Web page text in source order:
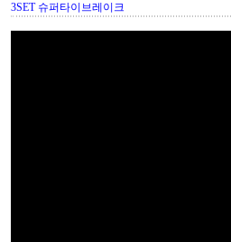
3SET 슈퍼타이브레이크